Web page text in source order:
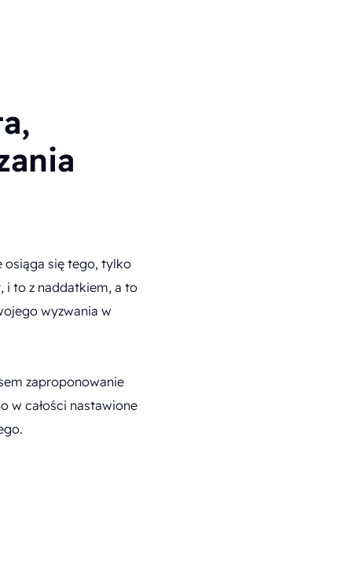
osiąga się tego, tylko
i to z naddatkiem, a to
wyzwania w
zaproponowanie
w całości nastawione